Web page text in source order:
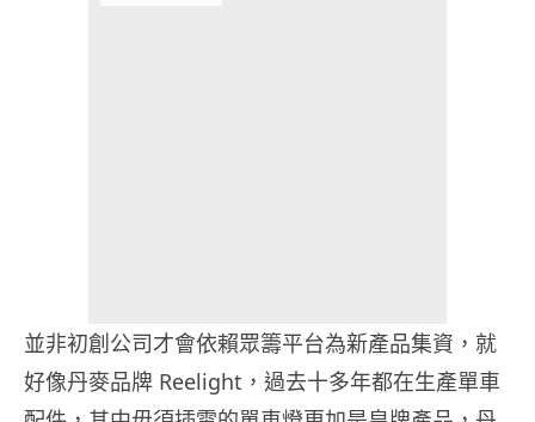
並非初創公司才會依賴眾籌平台為新產品集資，就
好像丹麥品牌 Reelight，過去十多年都在生產單車